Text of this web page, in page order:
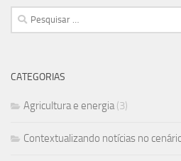
CATEGORIAS
Agricultura e energia(3)
Contextualizando notícias no